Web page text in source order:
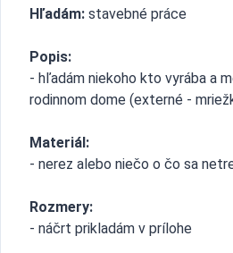
Hľadám: stavebné práce
Popis:
- hľadám niekoho kto vyrába a
rodinnom dome (externé -
Materiál:
- nerez alebo niečo o čo sa
Rozmery:
- náčrt prikladám v prílohe